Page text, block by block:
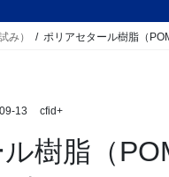
み） ポリアセタール樹脂（
13 cfid+
樹脂（